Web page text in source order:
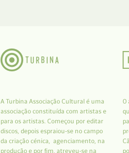
A Turbina Associação Cultural é uma
associação constituída com artistas e
para os artistas. Começou por editar
discos, depois espraiou-se no campo
da criação cénica, agenciamento, na
produção e por fim, atreveu-se na
O